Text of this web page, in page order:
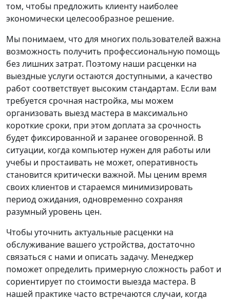
том, чтобы предложить клиенту наиболее
экономически целесообразное решение.
Мы понимаем, что для многих пользователей важна
возможность получить профессиональную помощь
без лишних затрат. Поэтому наши расценки на
выездные услуги остаются доступными, а качество
работ соответствует высоким стандартам. Если вам
требуется срочная настройка, мы можем
организовать выезд мастера в максимально
короткие сроки, при этом доплата за срочность
будет фиксированной и заранее оговоренной. В
ситуации, когда компьютер нужен для работы или
учебы и простаивать не может, оперативность
становится критически важной. Мы ценим время
своих клиентов и стараемся минимизировать
период ожидания, одновременно сохраняя
разумный уровень цен.
Чтобы уточнить актуальные расценки на
обслуживание вашего устройства, достаточно
связаться с нами и описать задачу. Менеджер
поможет определить примерную сложность работ и
сориентирует по стоимости выезда мастера. В
нашей практике часто встречаются случаи, когда